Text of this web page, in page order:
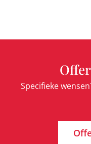
Specifieke